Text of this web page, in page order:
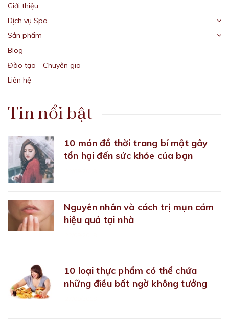
Giới thiệu
Dịch vụ Spa
Sản phẩm
Blog
Đào tạo - Chuyên gia
Liên hệ
Tin nổi bật
10 món đồ thời trang bí mật gây
tổn hại đến sức khỏe của bạn
Nguyên nhân và cách trị mụn cám
hiệu quả tại nhà
10 loại thực phẩm có thể chứa
những điều bất ngờ không tưởng